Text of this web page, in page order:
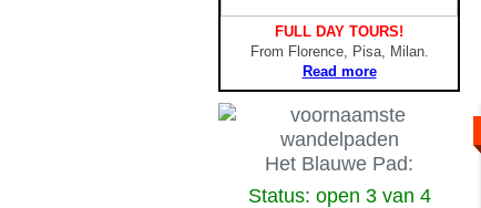
FULL DAY TOURS!
From Florence, Pisa, Milan.
Read more
Het Blauwe Pad:
Status: open 3 van 4